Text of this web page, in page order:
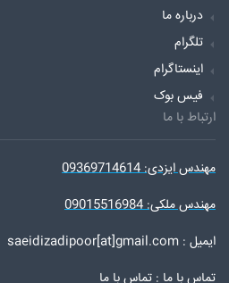
درباره ما
تلگرام
اینستاگرام
فیس بوک
ارتباط با ما
مهندس ایزدی: 09369714614
مهندس ملکی: 09015516984
ایمیل : saeidizadipoor[at]gmail.com
تماس با ما : تماس با ما